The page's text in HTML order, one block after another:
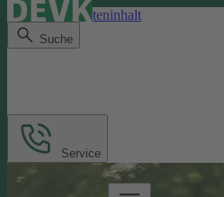
Direkt zum Seiteninhalt
Suche
Service